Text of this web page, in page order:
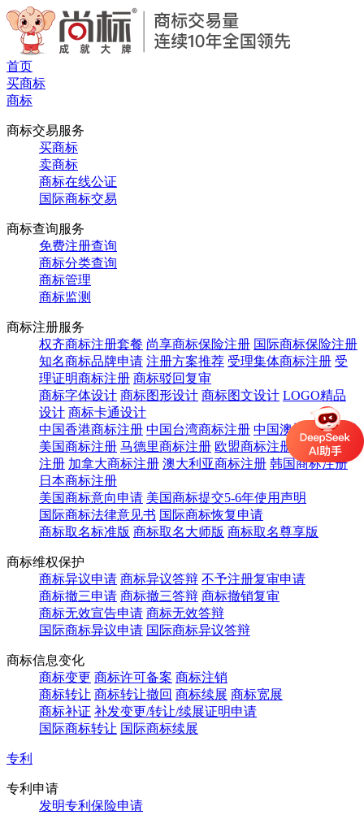
首页
买商标
商标
商标交易服务
买商标
卖商标
商标在线公证
国际商标交易
商标查询服务
免费注册查询
商标分类查询
商标管理
商标监测
商标注册服务
权齐商标注册套餐 尚享商标保险注册 国际商标保险注册
知名商标品牌申请 注册方案推荐 受理集体商标注册 受
理证明商标注册 商标驳回复审
商标字体设计 商标图形设计 商标图文设计 LOGO精品
设计 商标卡通设计
中国香港商标注册 中国台湾商标注册 中国澳门商标注册
美国商标注册 马德里商标注册 欧盟商标注册
英国商标
注册 加拿大商标注册 澳大利亚商标注册 韩国商标注册
日本商标注册
美国商标意向申请 美国商标提交5-6年使用声明
国际商标法律意见书 国际商标恢复申请
商标取名标准版 商标取名大师版 商标取名尊享版
商标维权保护
商标异议申请 商标异议答辩 不予注册复审申请
商标撤三申请 商标撤三答辩 商标撤销复审
商标无效宣告申请 商标无效答辩
国际商标异议申请 国际商标异议答辩
商标信息变化
商标变更 商标许可备案 商标注销
商标转让 商标转让撤回 商标续展 商标宽展
商标补证 补发变更/转让/续展证明申请
国际商标转让 国际商标续展
专利
专利申请
发明专利保险申请